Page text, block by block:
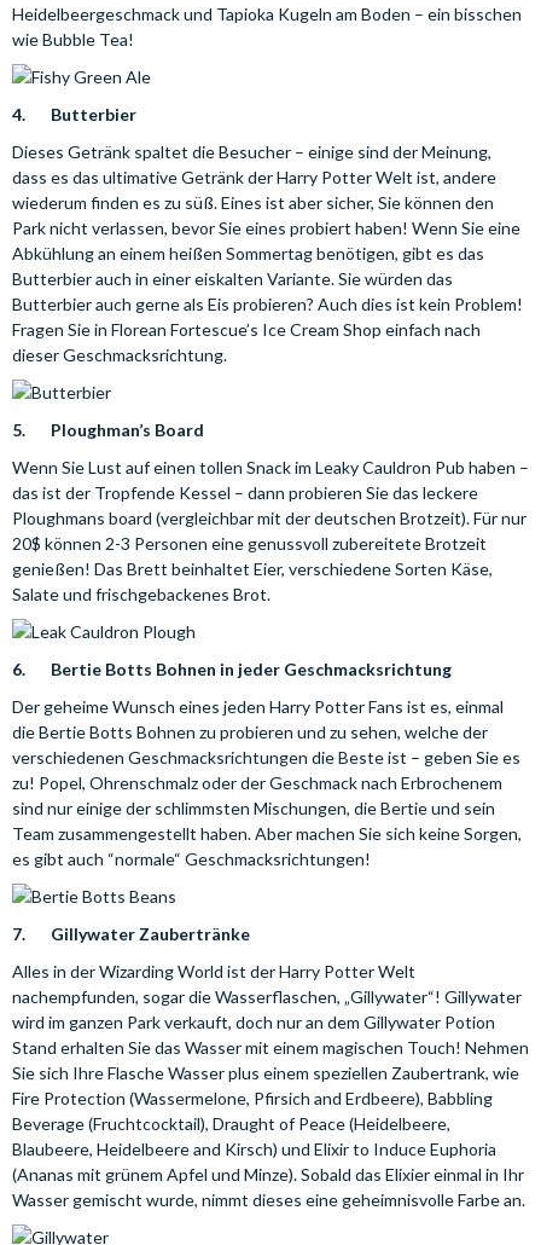
Heidelbeergeschmack und Tapioka Kugeln am Boden – ein bisschen
wie Bubble Tea!
4. Butterbier
Dieses Getränk spaltet die Besucher – einige sind der Meinung,
dass es das ultimative Getränk der Harry Potter Welt ist, andere
wiederum finden es zu süß. Eines ist aber sicher, Sie können den
Park nicht verlassen, bevor Sie eines probiert haben! Wenn Sie eine
Abkühlung an einem heißen Sommertag benötigen, gibt es das
Butterbier auch in einer eiskalten Variante. Sie würden das
Butterbier auch gerne als Eis probieren? Auch dies ist kein Problem!
Fragen Sie in Florean Fortescue’s Ice Cream Shop einfach nach
dieser Geschmacksrichtung.
5. Ploughman’s Board
Wenn Sie Lust auf einen tollen Snack im Leaky Cauldron Pub haben –
das ist der Tropfende Kessel – dann probieren Sie das leckere
Ploughmans board (vergleichbar mit der deutschen Brotzeit). Für nur
20$ können 2-3 Personen eine genussvoll zubereitete Brotzeit
genießen! Das Brett beinhaltet Eier, verschiedene Sorten Käse,
Salate und frischgebackenes Brot.
6. Bertie Botts Bohnen in jeder Geschmacksrichtung
Der geheime Wunsch eines jeden Harry Potter Fans ist es, einmal
die Bertie Botts Bohnen zu probieren und zu sehen, welche der
verschiedenen Geschmacksrichtungen die Beste ist – geben Sie es
zu! Popel, Ohrenschmalz oder der Geschmack nach Erbrochenem
sind nur einige der schlimmsten Mischungen, die Bertie und sein
Team zusammengestellt haben. Aber machen Sie sich keine Sorgen,
es gibt auch “normale“ Geschmacksrichtungen!
7. Gillywater Zaubertränke
Alles in der Wizarding World ist der Harry Potter Welt
nachempfunden, sogar die Wasserflaschen, „Gillywater“! Gillywater
wird im ganzen Park verkauft, doch nur an dem Gillywater Potion
Stand erhalten Sie das Wasser mit einem magischen Touch! Nehmen
Sie sich Ihre Flasche Wasser plus einem speziellen Zaubertrank, wie
Fire Protection (Wassermelone, Pfirsich and Erdbeere), Babbling
Beverage (Fruchtcocktail), Draught of Peace (Heidelbeere,
Blaubeere, Heidelbeere and Kirsch) und Elixir to Induce Euphoria
(Ananas mit grünem Apfel und Minze). Sobald das Elixier einmal in Ihr
Wasser gemischt wurde, nimmt dieses eine geheimnisvolle Farbe an.